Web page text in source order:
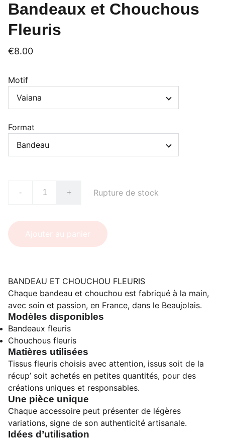
Bandeaux et Chouchous
Fleuris
€8.00
Motif
Format
- + Rupture de stock
Ajouter au panier
BANDEAU ET CHOUCHOU FLEURIS
Chaque bandeau et chouchou est fabriqué à la main,
avec soin et passion, en France, dans le Beaujolais.
Modèles disponibles
Bandeaux fleuris
Chouchous fleuris
Matières utilisées
Tissus fleuris choisis avec attention, issus soit de la
récup’ soit achetés en petites quantités, pour des
créations uniques et responsables.
Une pièce unique
Chaque accessoire peut présenter de légères
variations, signe de son authenticité artisanale.
Idées d’utilisation